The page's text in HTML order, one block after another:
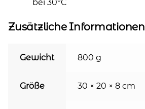
bei 30°C
Zusätzliche Informationen
Gewicht 800 g
Größe 30 × 20 × 8 cm